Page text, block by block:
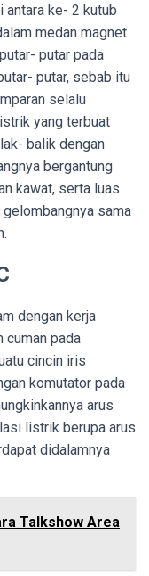
antara ke- 2 kutub
medan magnet
putar pada
putar, sebab itu
selalu
yang terbuat
balik dengan
bergantung
kawat, serta luas
sama
dengan kerja
cuman pada
cincin iris
komutator pada
arus
listrik berupa arus
didalamnya
Talkshow Area